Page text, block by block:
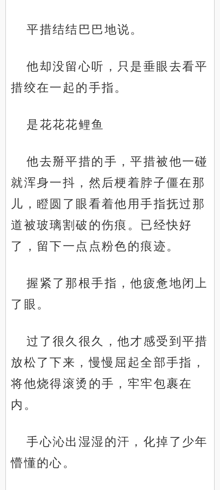
平措结结巴巴地说。
他却没留心听，只是垂眼去看平
措绞在一起的手指。
是花花花鲤鱼
他去掰平措的手，平措被他一碰
就浑身一抖，然后梗着脖子僵在那
儿，瞪圆了眼看着他用手指抚过那
道被玻璃割破的伤痕。已经快好
了，留下一点点粉色的痕迹。
握紧了那根手指，他疲惫地闭上
了眼。
过了很久很久，他才感受到平措
放松了下来，慢慢屈起全部手指，
将他烧得滚烫的手，牢牢包裹在
内。
手心沁出湿湿的汗，化掉了少年
懵懂的心。